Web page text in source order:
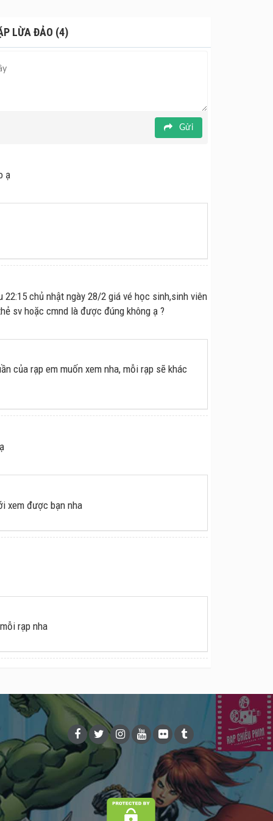
LỪA ĐẢO (4)
Gửi
ạ
chủ nhật ngày 28/2 giá vé học sinh,sinh viên
sv hoặc cmnd là được đúng không ạ ?
của rạp em muốn xem nha, mỗi rạp sẽ khác
xem được bạn nha
rạp nha